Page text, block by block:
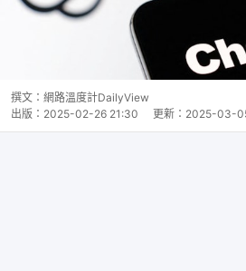
撰文： 網路溫度計DailyView
出版： 2025-02-26 21:30 更新： 2025-03-